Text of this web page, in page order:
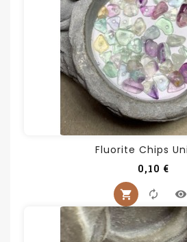
Fluorite Chips
0,10 €